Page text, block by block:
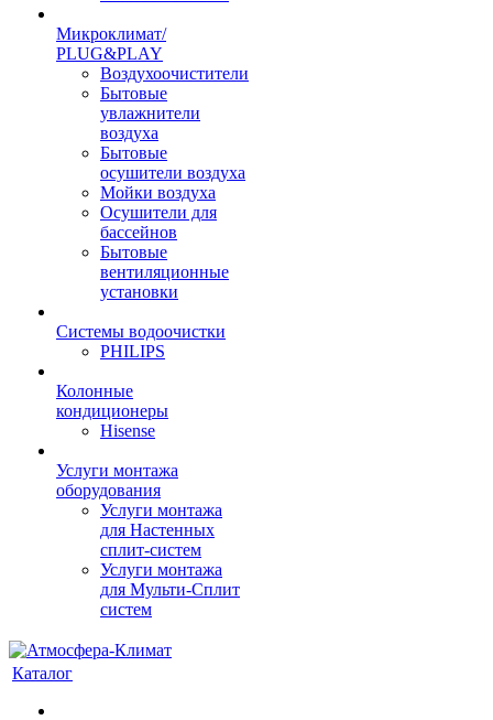
Микроклимат/
PLUG&PLAY
Воздухоочистители
Бытовые
увлажнители
воздуха
Бытовые
осушители воздуха
Мойки воздуха
Осушители для
бассейнов
Бытовые
вентиляционные
установки
Системы водоочистки
PHILIPS
Колонные
кондиционеры
Hisense
Услуги монтажа
оборудования
Услуги монтажа
для Настенных
сплит-систем
Услуги монтажа
для Мульти-Сплит
систем
Каталог